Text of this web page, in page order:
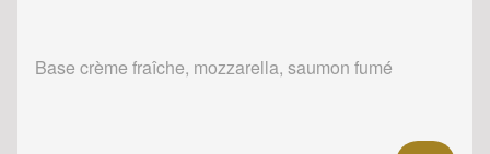
Base crème fraîche, mozzarella, saumon fumé